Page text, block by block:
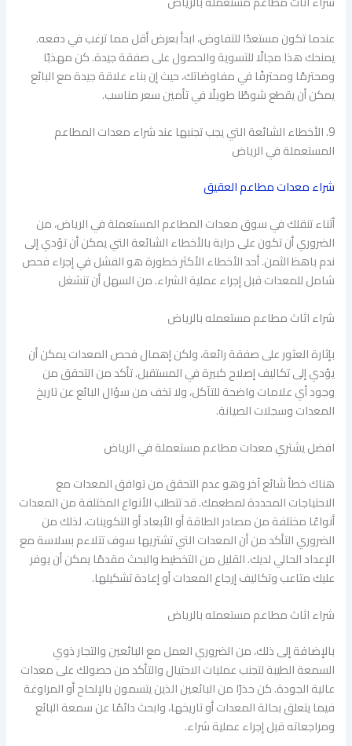
عندما تكون مستعدًا للتفاوض، ابدأ بعرض أقل مما ترغب في دفعه.
يمنحك هذا مجالًا للتسوية والحصول على صفقة جيدة. كن مهذبًا
ومحترمًا ومحترفًا في مفاوضاتك، حيث إن بناء علاقة جيدة مع البائع
يمكن أن يقطع شوطًا طويلًا في تأمين سعر مناسب.
9. الأخطاء الشائعة التي يجب تجنبها عند شراء معدات المطاعم
المستعملة في الرياض
شراء معدات مطاعم العقيق
أثناء تنقلك في سوق معدات المطاعم المستعملة في الرياض، من
الضروري أن تكون على دراية بالأخطاء الشائعة التي يمكن أن تؤدي إلى
ندم باهظ الثمن. أحد الأخطاء الأكثر خطورة هو الفشل في إجراء فحص
شامل للمعدات قبل إجراء عملية الشراء. من السهل أن تنشغل
شراء اثاث مطاعم مستعمله بالرياض
بإثارة العثور على صفقة رائعة، ولكن إهمال فحص المعدات يمكن أن
يؤدي إلى تكاليف إصلاح كبيرة في المستقبل. تأكد من التحقق من
وجود أي علامات واضحة للتآكل، ولا تخف من سؤال البائع عن تاريخ
المعدات وسجلات الصيانة.
افضل يشتري معدات مطاعم مستعملة في الرياض
هناك خطأ شائع آخر وهو عدم التحقق من توافق المعدات مع
الاحتياجات المحددة لمطعمك. قد تتطلب الأنواع المختلفة من المعدات
أنواعًا مختلفة من مصادر الطاقة أو الأبعاد أو التكوينات، لذلك من
الضروري التأكد من أن المعدات التي تشتريها سوف تتلاءم بسلاسة مع
الإعداد الحالي لديك. القليل من التخطيط والبحث مقدمًا يمكن أن يوفر
عليك متاعب وتكاليف إرجاع المعدات أو إعادة تشكيلها.
شراء اثاث مطاعم مستعمله بالرياض
بالإضافة إلى ذلك، من الضروري العمل مع البائعين والتجار ذوي
السمعة الطيبة لتجنب عمليات الاحتيال والتأكد من حصولك على معدات
عالية الجودة. كن حذرًا من البائعين الذين يتسمون بالإلحاح أو المراوغة
فيما يتعلق بحالة المعدات أو تاريخها، وابحث دائمًا عن سمعة البائع
ومراجعاته قبل إجراء عملية شراء.